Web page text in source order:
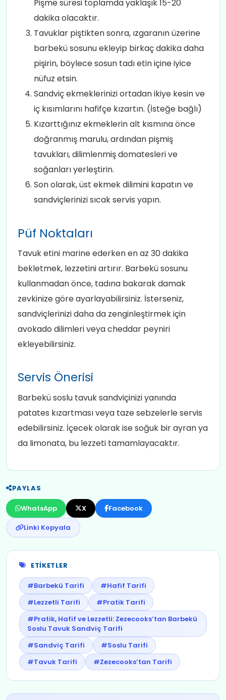
Pişme süresi toplamda yaklaşık 15-20
dakika olacaktır.
Tavuklar piştikten sonra, ızgaranın üzerine
barbekü sosunu ekleyip birkaç dakika daha
pişirin, böylece sosun tadı etin içine iyice
nüfuz etsin.
Sandviç ekmeklerinizi ortadan ikiye kesin ve
iç kısımlarını hafifçe kızartın. (İsteğe bağlı)
Kızarttığınız ekmeklerin alt kısmına önce
doğranmış marulu, ardından pişmiş
tavukları, dilimlenmiş domatesleri ve
soğanları yerleştirin.
Son olarak, üst ekmek dilimini kapatın ve
sandviçlerinizi sıcak servis yapın.
Püf Noktaları
Tavuk etini marine ederken en az 30 dakika
bekletmek, lezzetini artırır. Barbekü sosunu
kullanmadan önce, tadına bakarak damak
zevkinize göre ayarlayabilirsiniz. İsterseniz,
sandviçlerinizi daha da zenginleştirmek için
avokado dilimleri veya cheddar peyniri
ekleyebilirsiniz.
Servis Önerisi
Barbekü soslu tavuk sandviçinizi yanında
patates kızartması veya taze sebzelerle servis
edebilirsiniz. İçecek olarak ise soğuk bir ayran ya
da limonata, bu lezzeti tamamlayacaktır.
PAYLAS
WhatsApp X
Facebook
Linki Kopyala
ETIKETLER
#Barbekü Tarifi
#Hafif Tarifi
#Lezzetli Tarifi
#Pratik Tarifi
#Pratik, Hafif ve Lezzetli: Zezecooks’tan Barbekü
Soslu Tavuk Sandviç Tarifi
#Sandviç Tarifi
#Soslu Tarifi
#Tavuk Tarifi
#Zezecooks’tan Tarifi